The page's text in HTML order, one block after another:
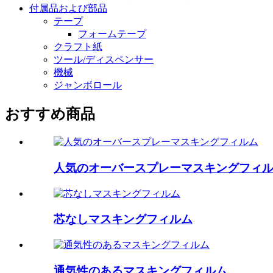
付属品および部品
テープ
フォームテープ
クラフト紙
ツール/ディスペンサー
機械
ジャンボロール
おすすめ商品
人気のオーバースプレーマスキングフィ
芯なしマスキングフィルム